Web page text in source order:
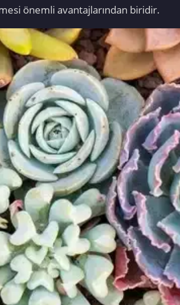
önemli avantajlarından biridir.